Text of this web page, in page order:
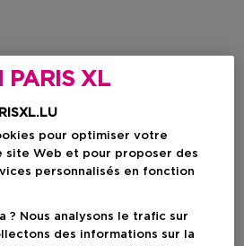
PARIS XL
pour optimiser votre
site Web et pour proposer des
personnalisés en fonction
? Nous analysons le trafic sur
des informations sur la